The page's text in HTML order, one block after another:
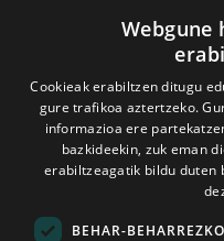
Webgune
Cookieak erabiltzen ditugu
gure trafikoa aztertzeko.
informazioa ere
bazkideekin, zuk eman
erabiltzeagatik bildu duten
BEHAR-